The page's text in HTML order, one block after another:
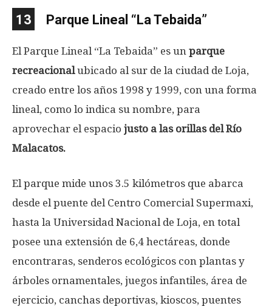
13 Parque Lineal “La Tebaida”
El Parque Lineal “La Tebaida” es un parque
recreacionalubicado al sur de la ciudad de Loja,
creado entre los años 1998 y 1999, con una forma
lineal, como lo indica su nombre, para
aprovechar el espacio justo a las orillas del Río
Malacatos.
El parque mide unos 3.5 kilómetros que abarca
desde el puente del Centro Comercial Supermaxi,
hasta la Universidad Nacional de Loja, en total
posee una extensión de 6,4 hectáreas, donde
encontraras, senderos ecológicos con plantas y
árboles ornamentales, juegos infantiles, área de
ejercicio, canchas deportivas, kioscos, puentes